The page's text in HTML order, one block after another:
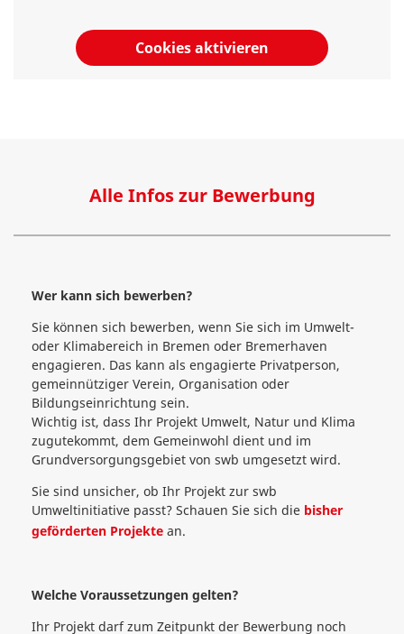
Cookies aktivieren
Alle Infos zur Bewerbung
Wer kann sich bewerben?
Sie können sich bewerben, wenn Sie sich im Umwelt-
oder Klimabereich in Bremen oder Bremerhaven
engagieren. Das kann als engagierte Privatperson,
gemeinnütziger Verein, Organisation oder
Bildungseinrichtung sein.
Wichtig ist, dass Ihr Projekt Umwelt, Natur und Klima
zugutekommt, dem Gemeinwohl dient und im
Grundversorgungsgebiet von swb umgesetzt wird.
Sie sind unsicher, ob Ihr Projekt zur swb
Umweltinitiative passt? Schauen Sie sich die bisher
geförderten Projekte an.
Welche Voraussetzungen gelten?
Ihr Projekt darf zum Zeitpunkt der Bewerbung noch